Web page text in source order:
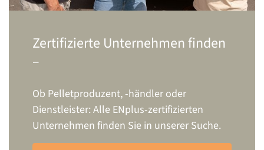
Zertifizierte Unternehmen finden
–
Ob Pelletproduzent, -händler oder
Dienstleister: Alle ENplus-zertifizierten
Unternehmen finden Sie in unserer Suche.